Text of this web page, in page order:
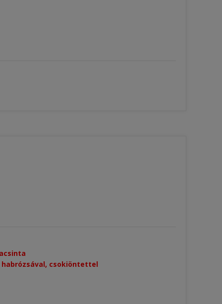
habrózsával, csokiöntettel